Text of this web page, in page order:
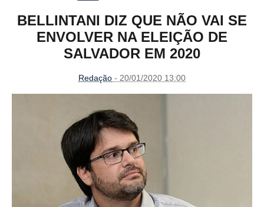
BELLINTANI DIZ QUE NÃO VAI SE
ENVOLVER NA ELEIÇÃO DE
SALVADOR EM 2020
Redação - 20/01/2020 13:00